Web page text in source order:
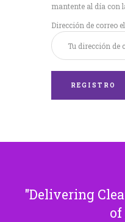
mantente al día con
Dirección de correo
Delivering